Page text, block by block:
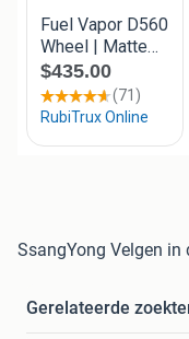
SsangYong Velgen in
Gerelateerde